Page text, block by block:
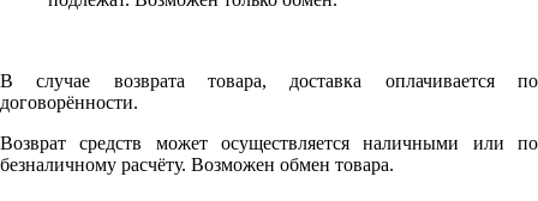
В случае возврата товара, доставка оплачивается по
договорённости.
Возврат средств может осуществляется наличными или по
безналичному расчёту. Возможен обмен товара.